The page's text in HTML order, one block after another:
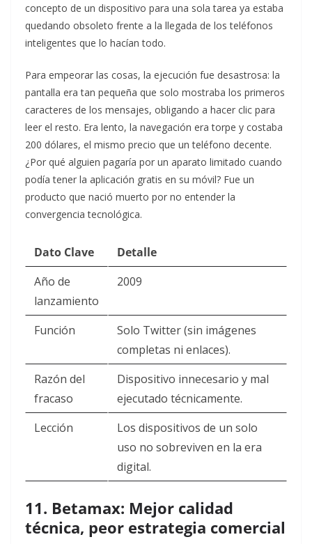
concepto de un dispositivo para una sola tarea ya estaba
quedando obsoleto frente a la llegada de los teléfonos
inteligentes que lo hacían todo.
Para empeorar las cosas, la ejecución fue desastrosa: la
pantalla era tan pequeña que solo mostraba los primeros
caracteres de los mensajes, obligando a hacer clic para
leer el resto. Era lento, la navegación era torpe y costaba
200 dólares, el mismo precio que un teléfono decente.
¿Por qué alguien pagaría por un aparato limitado cuando
podía tener la aplicación gratis en su móvil? Fue un
producto que nació muerto por no entender la
convergencia tecnológica.
Dato Clave
Detalle
Año de
lanzamiento
2009
Función
Solo Twitter (sin imágenes
completas ni enlaces).
Razón del
fracaso
Dispositivo innecesario y mal
ejecutado técnicamente.
Lección
Los dispositivos de un solo
uso no sobreviven en la era
digital.
11. Betamax: Mejor calidad
técnica, peor estrategia comercial